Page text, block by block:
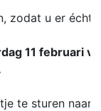
zodat u er écht
11 februari
te sturen naar